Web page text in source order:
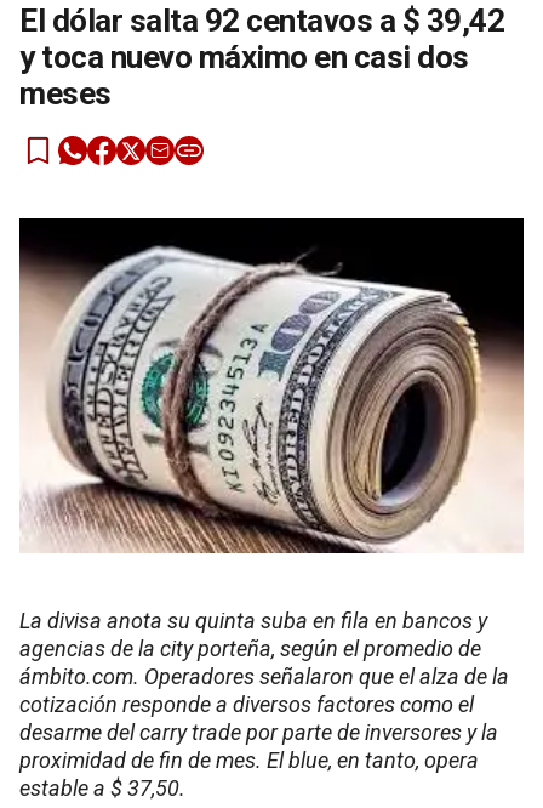
El dólar salta 92 centavos a $ 39,42
y toca nuevo máximo en casi dos
meses
La divisa anota su quinta suba en fila en bancos y
agencias de la city porteña, según el promedio de
ámbito.com. Operadores señalaron que el alza de la
cotización responde a diversos factores como el
desarme del carry trade por parte de inversores y la
proximidad de fin de mes. El blue, en tanto, opera
estable a $ 37,50.